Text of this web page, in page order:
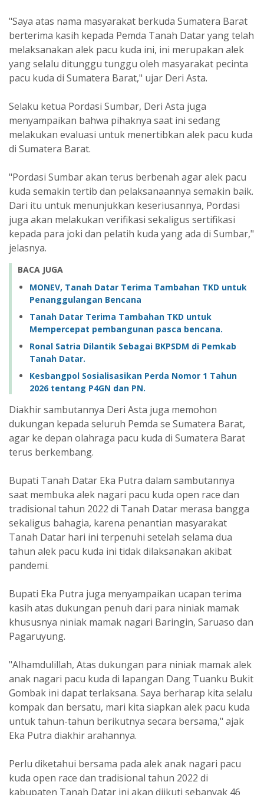
"Saya atas nama masyarakat berkuda Sumatera Barat
berterima kasih kepada Pemda Tanah Datar yang telah
melaksanakan alek pacu kuda ini, ini merupakan alek
yang selalu ditunggu tunggu oleh masyarakat pecinta
pacu kuda di Sumatera Barat," ujar Deri Asta.
Selaku ketua Pordasi Sumbar, Deri Asta juga
menyampaikan bahwa pihaknya saat ini sedang
melakukan evaluasi untuk menertibkan alek pacu kuda
di Sumatera Barat.
"Pordasi Sumbar akan terus berbenah agar alek pacu
kuda semakin tertib dan pelaksanaannya semakin baik.
Dari itu untuk menunjukkan keseriusannya, Pordasi
juga akan melakukan verifikasi sekaligus sertifikasi
kepada para joki dan pelatih kuda yang ada di Sumbar,"
jelasnya.
BACA JUGA
MONEV, Tanah Datar Terima Tambahan TKD untuk
Penanggulangan Bencana
Tanah Datar Terima Tambahan TKD untuk
Mempercepat pembangunan pasca bencana.
Ronal Satria Dilantik Sebagai BKPSDM di Pemkab
Tanah Datar.
Kesbangpol Sosialisasikan Perda Nomor 1 Tahun
2026 tentang P4GN dan PN.
Diakhir sambutannya Deri Asta juga memohon
dukungan kepada seluruh Pemda se Sumatera Barat,
agar ke depan olahraga pacu kuda di Sumatera Barat
terus berkembang.
Bupati Tanah Datar Eka Putra dalam sambutannya
saat membuka alek nagari pacu kuda open race dan
tradisional tahun 2022 di Tanah Datar merasa bangga
sekaligus bahagia, karena penantian masyarakat
Tanah Datar hari ini terpenuhi setelah selama dua
tahun alek pacu kuda ini tidak dilaksanakan akibat
pandemi.
Bupati Eka Putra juga menyampaikan ucapan terima
kasih atas dukungan penuh dari para niniak mamak
khususnya niniak mamak nagari Baringin, Saruaso dan
Pagaruyung.
"Alhamdulillah, Atas dukungan para niniak mamak alek
anak nagari pacu kuda di lapangan Dang Tuanku Bukit
Gombak ini dapat terlaksana. Saya berharap kita selalu
kompak dan bersatu, mari kita siapkan alek pacu kuda
untuk tahun-tahun berikutnya secara bersama," ajak
Eka Putra diakhir arahannya.
Perlu diketahui bersama pada alek anak nagari pacu
kuda open race dan tradisional tahun 2022 di
kabupaten Tanah Datar ini akan diikuti sebanyak 46